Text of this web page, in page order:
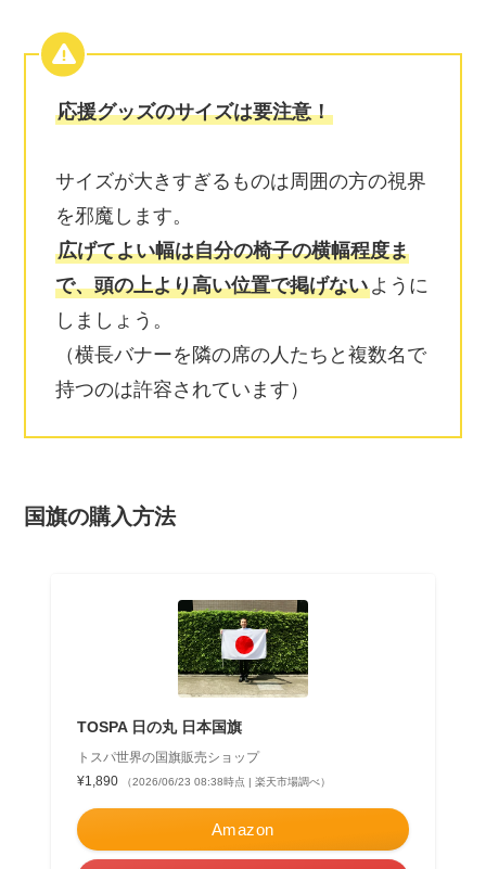
応援グッズのサイズは要注意！
サイズが大きすぎるものは周囲の方の視界
を邪魔します。
広げてよい幅は自分の椅子の横幅程度ま
で、頭の上より高い位置で掲げないように
しましょう。
（横長バナーを隣の席の人たちと複数名で
持つのは許容されています）
国旗の購入方法
TOSPA 日の丸 日本国旗
トスパ世界の国旗販売ショップ
¥1,890
（2026/06/23 08:38時点 | 楽天市場調べ）
Amazon